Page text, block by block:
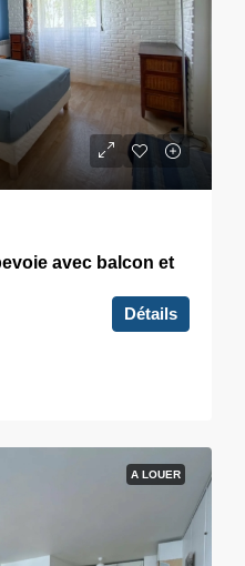
avec balcon et
Détails
A LOUER